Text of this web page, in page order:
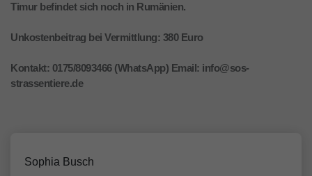
Timur befindet sich noch in Rumänien.
Unkostenbeitrag bei Vermittlung: 380 Euro
Kontakt: 0175/8093466 (WhatsApp) Email: info@sos-
strassentiere.de
Sophia Busch